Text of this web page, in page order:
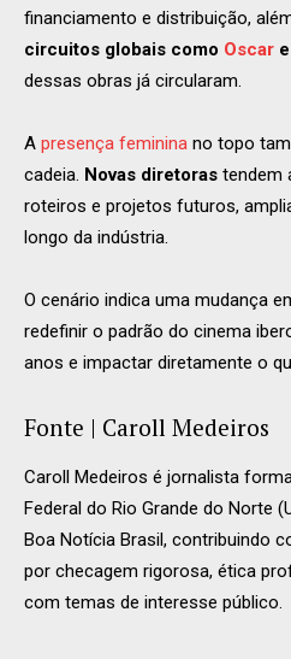
financiamento e distribuição,
circuitos globais como Oscar e
dessas obras já circularam.
A presença feminina no topo
cadeia. Novas diretoras tendem
roteiros e projetos futuros,
longo da indústria.
O cenário indica uma mudança
redefinir o padrão do cinema
anos e impactar diretamente o
Fonte | Caroll Medeiros
Caroll Medeiros é jornalista
Federal do Rio Grande do Norte
Boa Notícia Brasil, contribuindo
por checagem rigorosa, ética
com temas de interesse público.